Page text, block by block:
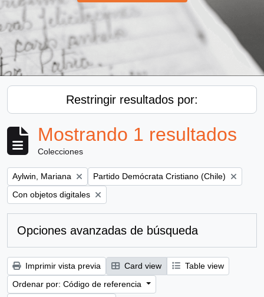
Restringir resultados por:
Mostrando 1 resultados
Colecciones
Remove filter:
Aylwin, Mariana Remove filter:
Partido Demócrata Cristiano (Chile)
Remove filter:
Con objetos digitales
Opciones avanzadas de búsqueda
Imprimir vista previa Card view
Table view
Ordenar por: Código de referencia